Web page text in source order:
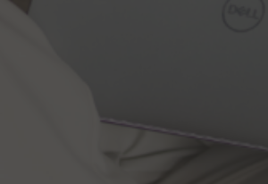
L – 2453
Grand Duchy of